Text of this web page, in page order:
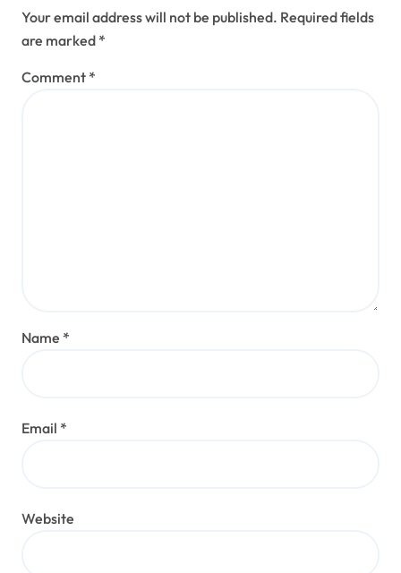
Your email address will not be published. Required fields
are marked *
Comment *
Name *
Email *
Website